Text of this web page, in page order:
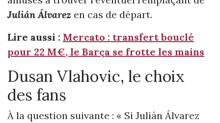
Julián Álvarez en cas de départ.
Lire aussi : Mercato : transfert bouclé
pour 22 M€, le Barça se frotte les mains
Dusan Vlahovic, le choix
des fans
À la question suivante : « Si Julián Álvarez